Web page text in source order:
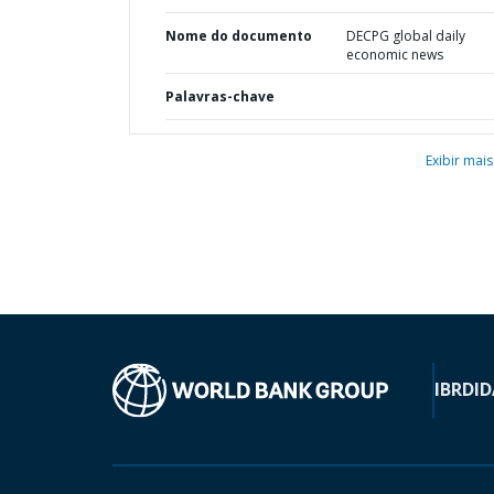
Nome do documento
DECPG global daily
economic news
Palavras-chave
Exibir mais
IBRD